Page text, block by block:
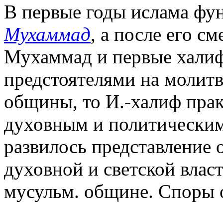
В первые годы ислама
Мухаммад, а после его
Мухаммад и первые
предстоятелями на
общины, то И.-халиф
духовным и
развилось
духовной и светской
мусульм. общине. Споры